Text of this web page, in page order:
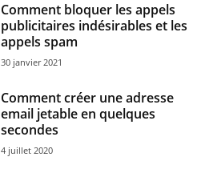
Comment bloquer les appels
publicitaires indésirables et les
appels spam
30 janvier 2021
Comment créer une adresse
email jetable en quelques
secondes
4 juillet 2020